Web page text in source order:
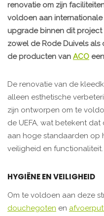
renovatie om zijn
voldoen aan
upgrade binnen dit
zowel de Rode Duivels als
de producten van ACO
De renovatie van de
alleen esthetische
zijn ontworpen om te
de UEFA, wat betekent
aan hoge standaarden op
veiligheid en functionaliteit.
HYGIËNE EN VEILIGHEID
Om te voldoen aan deze
douchegoten en